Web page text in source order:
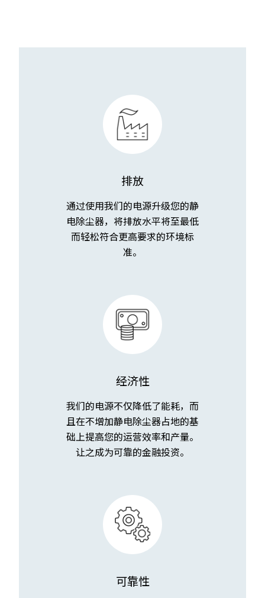
排放
通过使用我们的电源升级您的静
电除尘器，将排放水平将至最低
而轻松符合更高要求的环境标
准。
经济性
我们的电源不仅降低了能耗，而
且在不增加静电除尘器占地的基
础上提高您的运营效率和产量。
让之成为可靠的金融投资。
可靠性